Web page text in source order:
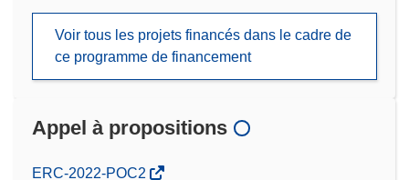
Voir tous les projets financés dans le cadre de
ce programme de financement
Appel à propositions
(s’ouvre
ERC-2022-POC2